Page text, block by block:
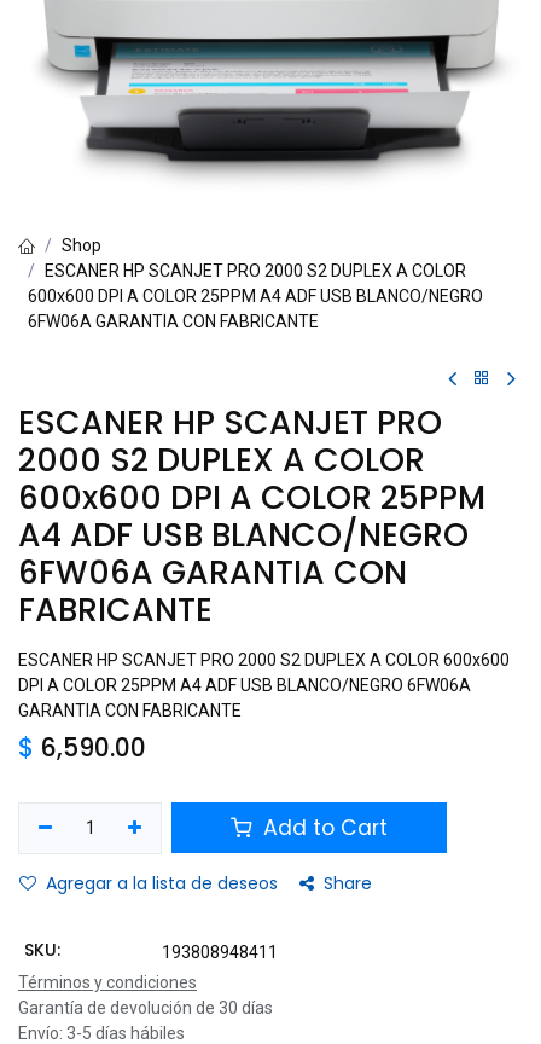
Shop
ESCANER HP SCANJET PRO 2000 S2 DUPLEX A COLOR
600x600 DPI A COLOR 25PPM A4 ADF USB BLANCO/NEGRO
6FW06A GARANTIA CON FABRICANTE
ESCANER HP SCANJET PRO
2000 S2 DUPLEX A COLOR
600x600 DPI A COLOR 25PPM
A4 ADF USB BLANCO/NEGRO
6FW06A GARANTIA CON
FABRICANTE
ESCANER HP SCANJET PRO 2000 S2 DUPLEX A COLOR 600x600
DPI A COLOR 25PPM A4 ADF USB BLANCO/NEGRO 6FW06A
GARANTIA CON FABRICANTE
$ 6,590.00
Add to Cart
Agregar a la lista de deseos Share
SKU:
193808948411
Términos y condiciones
Garantía de devolución de 30 días
Envío: 3-5 días hábiles